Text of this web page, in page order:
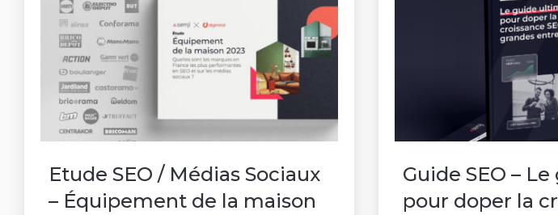
Etude SEO / Médias Sociaux
– Équipement de la maison
Guide SEO –
pour doper la